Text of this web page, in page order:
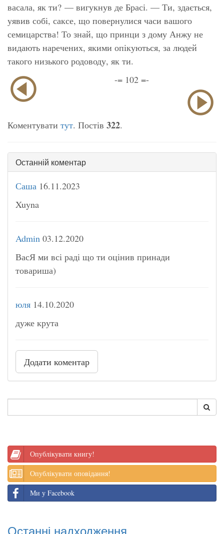
васала, як ти? — вигукнув де Брасі. — Ти, здається,
уявив собі, саксе, що повернулися часи вашого
семицарства! То знай, що принци з дому Анжу не
видають наречених, якими опікуються, за людей
такого низького родоводу, як ти.
-= 102 =-
Коментувати тут. Постів 322.
Останній коментар
Саша 16.11.2023
Xuyna
Admin 03.12.2020
ВасЯ ми всі раді що ти оцінив принади
товариша)
юля 14.10.2020
дуже крута
Додати коментар
Опублікувати книгу!
Опублікувати оповідання!
Ми у Facebook
Останні надходження